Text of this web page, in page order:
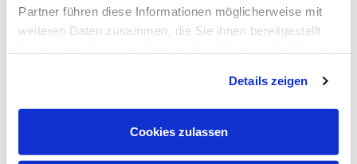
Partner führen diese Informationen möglicherweise mit
weiteren Daten zusammen, die Sie ihnen bereitgestellt
Verarbeitung Ihrer Daten in den USA ein. Alle weiteren
Informationen zu Cookies finden Sie in unseren
Datenschutzhinweisen .
Details zeigen
Cookies zulassen
LinkedIn-Profil